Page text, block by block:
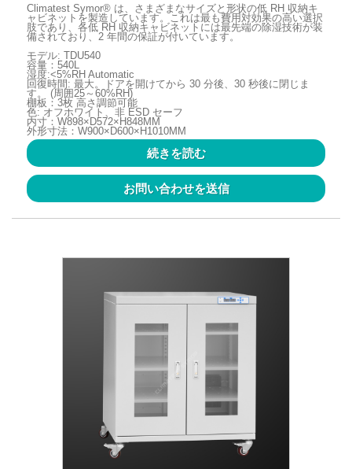
Climatest Symor® は、さまざまなサイズと形状の低 RH 収納キ
ャビネットを製造しています。これは最も費用対効果の高い選択
肢であり、各低 RH 収納キャビネットには最先端の除湿技術が装
備されており、2 年間の保証が付いています。
モデル: TDU540
容量：540L
湿度:<5%RH Automatic
回復時間: 最大。ドアを開けてから 30 分後、30 秒後に閉じま
す。 (周囲25～60%RH)
棚板：3枚 高さ調節可能
色: オフホワイト、非 ESD セーフ
内寸：W898×D572×H848MM
外形寸法：W900×D600×H1010MM
続きを読む
お問い合わせを送信